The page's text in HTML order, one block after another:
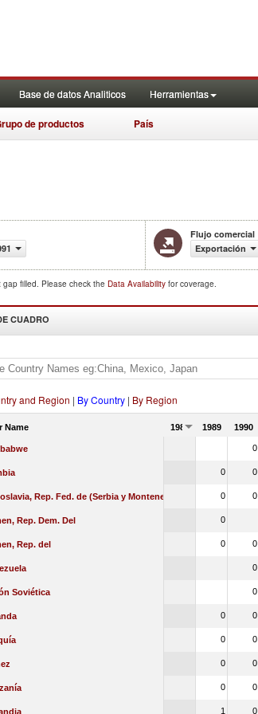
Base de datos Analiticos Herramientas
de productos País
Flujo comercial
Exportación
filled. Please check the Data Availability for coverage.
CUADRO
and Region | By Country | By Region
Name 1988 1989 1990
0
0 0
Rep. Fed. de (Serbia y Montenegro) 0 0
Rep. Dem. Del 0
Rep. del 0 0
0
Soviética 0
0 0
0 0
0 0
0 0
1 0